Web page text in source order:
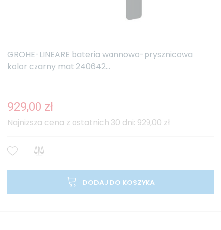
GROHE-LINEARE bateria wannowo-prysznicowa
kolor czarny mat 240642...
929,00 zł
Najniższa cena z ostatnich 30 dni: 929,00 zł
DODAJ DO KOSZYKA